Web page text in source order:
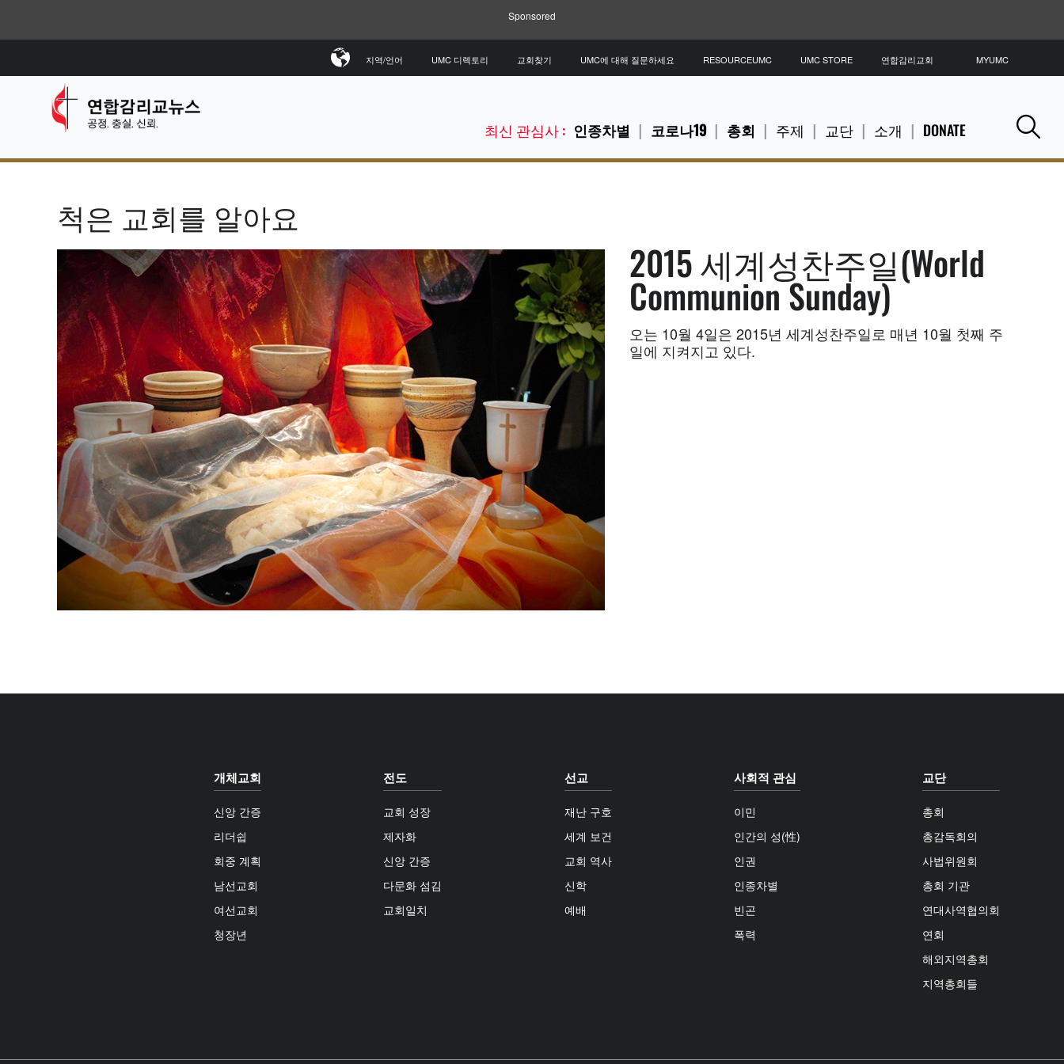
Sponsored
최신 관심사 : 인종차별 코로나19 총회 주제 교단 소개 DONATE
지역/언어 UMC 디렉토리 교회찾기 UMC에 대해 질문하세요 RESOURCEUMC UMC STORE 연합감리교회 MYUMC
척은 교회를 알아요
2015 세계성찬주일(World
Communion Sunday)
오는 10월 4일은 2015년 세계성찬주일로 매년 10월 첫째 주
일에 지켜지고 있다.
개체교회
신앙 간증
리더쉽
회중 계획
남선교회
여선교회
청장년
전도
교회 성장
제자화
신앙 간증
다문화 섬김
교회일치
선교
재난 구호
세계 보건
교회 역사
신학
예배
사회적 관심
이민
인간의 성(性)
인권
인종차별
빈곤
폭력
교단
총회
총감독회의
사법위원회
총회 기관
연대사역협의회
연회
해외지역총회
지역총회들